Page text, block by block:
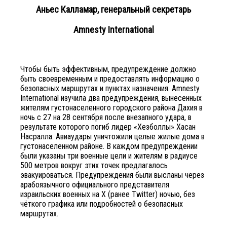
Аньес Калламар, генеральный секретарь
Amnesty International
Чтобы быть эффективным, предупреждение должно
быть своевременным и предоставлять информацию о
безопасных маршрутах и ​​пунктах назначения. Amnesty
International изучила два предупреждения, вынесенных
жителям густонаселенного городского района Дахия в
ночь с 27 на 28 сентября после внезапного удара, в
результате которого погиб лидер «Хезболлы» Хасан
Насралла. Авиаудары уничтожили целые жилые дома в
густонаселенном районе. В каждом предупреждении
были указаны три военные цели и жителям в радиусе
500 метров вокруг этих точек предлагалось
эвакуироваться. Предупреждения были высланы через
арабоязычного официального представителя
израильских военных на X (ранее Twitter) ночью, без
чёткого графика или подробностей о безопасных
маршрутах.